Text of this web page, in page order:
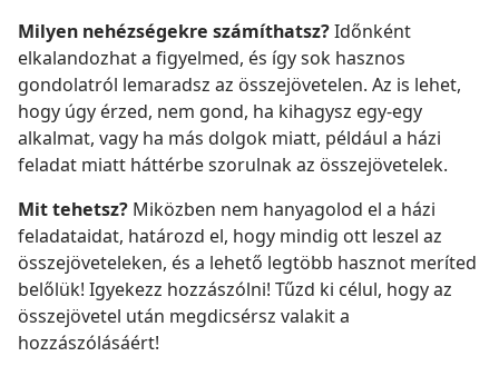
Milyen nehézségekre számíthatsz?Időnként
elkalandozhat a figyelmed, és így sok hasznos
gondolatról lemaradsz az összejövetelen. Az is lehet,
hogy úgy érzed, nem gond, ha kihagysz egy-egy
alkalmat, vagy ha más dolgok miatt, például a házi
feladat miatt háttérbe szorulnak az összejövetelek.
Mit tehetsz? Miközben nem hanyagolod el a házi
feladataidat, határozd el, hogy mindig ott leszel az
összejöveteleken, és a lehető legtöbb hasznot meríted
belőlük! Igyekezz hozzászólni! Tűzd ki célul, hogy az
összejövetel után megdicsérsz valakit a
hozzászólásáért!